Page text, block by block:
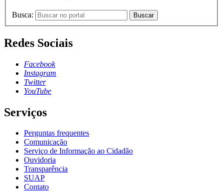
Busca: Buscar
Redes Sociais
Facebook
Instagram
Twitter
YouTube
Serviços
Perguntas frequentes
Comunicação
Serviço de Informação ao Cidadão
Ouvidoria
Transparência
SUAP
Contato